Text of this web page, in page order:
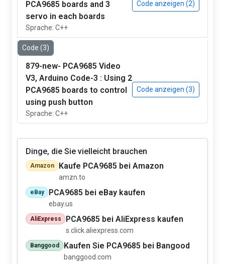
PCA9685 boards and 3
servo in each boards
Sprache: C++
Code anzeigen (2)
Code (3)
879-new- PCA9685 Video
V3, Arduino Code-3 : Using 2
PCA9685 boards to control
using push button
Sprache: C++
Code anzeigen (3)
Dinge, die Sie vielleicht brauchen
Amazon Kaufe PCA9685 bei Amazon
amzn.to
eBay PCA9685 bei eBay kaufen
ebay.us
AliExpress PCA9685 bei AliExpress kaufen
s.click.aliexpress.com
Banggood Kaufen Sie PCA9685 bei Bangood
banggood.com